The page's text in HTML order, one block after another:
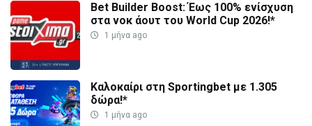
Bet Builder Boost: Έως 100% ενίσχυση
στα νοκ άουτ του World Cup 2026!*
1 μήνα ago
Καλοκαίρι στη Sportingbet με 1.305
δώρα!*
1 μήνα ago